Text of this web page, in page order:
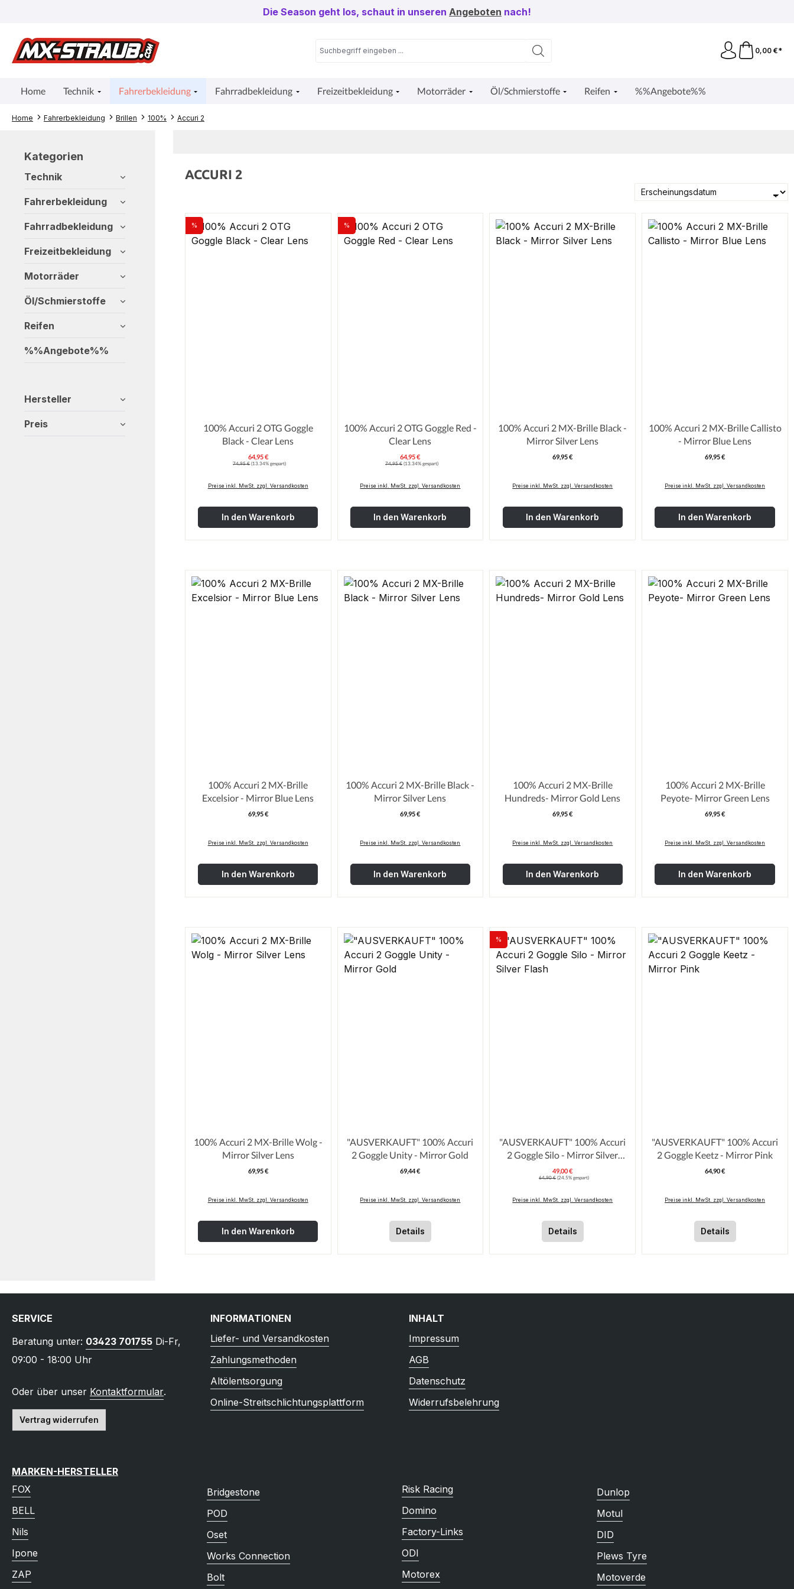
Die Season geht los, schaut in unseren Angeboten nach!
0,00 €*
Home Technik Fahrerbekleidung Fahrradbekleidung Freizeitbekleidung Motorräder Öl/Schmierstoffe Reifen %%Angebote%%
Home Fahrerbekleidung Brillen 100% Accuri 2
Kategorien
Technik
Fahrerbekleidung
Fahrradbekleidung
Freizeitbekleidung
Motorräder
Öl/Schmierstoffe
Reifen
%%Angebote%%
Hersteller
Preis
ACCURI 2
Rabatt
%
100% Accuri 2 OTG Goggle
Black - Clear Lens
Verkaufspreis:
64,95 €
Regulärer Preis:
74,95 € (13.34% gespart)
Preise inkl. MwSt. zzgl. Versandkosten
In den Warenkorb
Rabatt
%
100% Accuri 2 OTG Goggle Red -
Clear Lens
Verkaufspreis:
64,95 €
Regulärer Preis:
74,95 € (13.34% gespart)
Preise inkl. MwSt. zzgl. Versandkosten
In den Warenkorb
100% Accuri 2 MX-Brille Black -
Mirror Silver Lens
Regulärer Preis:
69,95 €
Preise inkl. MwSt. zzgl. Versandkosten
In den Warenkorb
100% Accuri 2 MX-Brille Callisto
- Mirror Blue Lens
Regulärer
69,95 €
Preise inkl. MwSt. zzgl. Versandkosten
In den Warenkorb
100% Accuri 2 MX-Brille
Excelsior - Mirror Blue Lens
Regulärer Preis:
69,95 €
Preise inkl. MwSt. zzgl. Versandkosten
In den Warenkorb
100% Accuri 2 MX-Brille Black -
Mirror Silver Lens
Regulärer Preis:
69,95 €
Preise inkl. MwSt. zzgl. Versandkosten
In den Warenkorb
100% Accuri 2 MX-Brille
Hundreds- Mirror Gold Lens
Regulärer Preis:
69,95 €
Preise inkl. MwSt. zzgl. Versandkosten
In den Warenkorb
100% Accuri 2 MX-Brille
Peyote- Mirror Green Lens
Regulärer
69,95 €
Preise inkl. MwSt. zzgl. Versandkosten
In den Warenkorb
100% Accuri 2 MX-Brille Wolg -
Mirror Silver Lens
Regulärer Preis:
69,95 €
Preise inkl. MwSt. zzgl. Versandkosten
In den Warenkorb
"AUSVERKAUFT" 100% Accuri
2 Goggle Unity - Mirror Gold
Regulärer Preis:
69,44 €
Preise inkl. MwSt. zzgl. Versandkosten
Details
Rabatt
%
"AUSVERKAUFT" 100% Accuri
2 Goggle Silo - Mirror Silver
Flash
Verkaufspreis:
49,00 €
Regulärer Preis:
64,90 € (24.5% gespart)
Preise inkl. MwSt. zzgl. Versandkosten
Details
"AUSVERKAUFT" 100% Accuri
2 Goggle Keetz - Mirror Pink
Regulärer
64,90 €
Preise inkl. MwSt. zzgl. Versandkosten
Details
SERVICE
Beratung unter: 03423 701755 Di-Fr,
09:00 - 18:00 Uhr
Oder über unser Kontaktformular.
Vertrag widerrufen
INFORMATIONEN
Liefer- und Versandkosten
Zahlungsmethoden
Altölentsorgung
Online-Streitschlichtungsplattform
INHALT
Impressum
AGB
Datenschutz
Widerrufsbelehrung
MARKEN-HERSTELLER
FOX
BELL
Nils
Ipone
ZAP
Bridgestone
POD
Oset
Works Connection
Bolt
Risk Racing
Domino
Factory-Links
ODI
Motorex
Dunlop
Motul
DID
Plews Tyre
Motoverde